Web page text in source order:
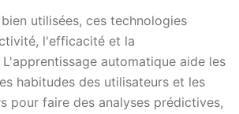
utilisées, ces technologies
l'efficacité et la
automatique aide les
habitudes des utilisateurs et les
pour faire des analyses prédictives,